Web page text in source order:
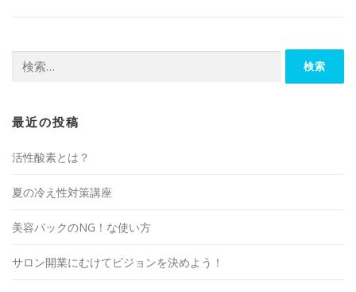
索:
最近の投稿
活性酸素とは？
夏の冷え性対策講座
美容パックのNG！な使い方
サロン開業にむけてビジョンを決めよう！